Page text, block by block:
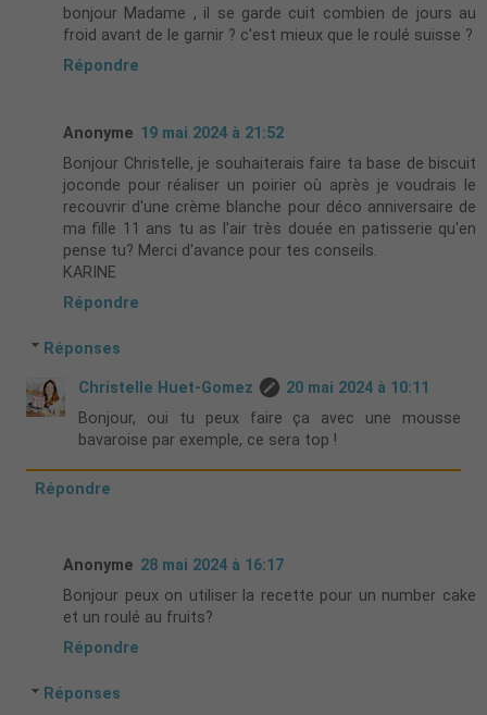
bonjour Madame , il se garde cuit combien de jours au
froid avant de le garnir ? c'est mieux que le roulé suisse ?
Répondre
Anonyme 19 mai 2024 à 21:52
Bonjour Christelle, je souhaiterais faire ta base de biscuit
joconde pour réaliser un poirier où après je voudrais le
recouvrir d'une crème blanche pour déco anniversaire de
ma fille 11 ans tu as l'air très douée en patisserie qu'en
pense tu? Merci d'avance pour tes conseils.
KARINE
Répondre
Réponses
Christelle Huet-Gomez
20 mai 2024 à 10:11
Bonjour, oui tu peux faire ça avec une mousse
bavaroise par exemple, ce sera top !
Répondre
Anonyme 28 mai 2024 à 16:17
Bonjour peux on utiliser la recette pour un number cake
et un roulé au fruits?
Répondre
Réponses